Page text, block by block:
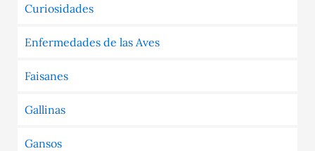
Curiosidades
Enfermedades de las Aves
Faisanes
Gallinas
Gansos